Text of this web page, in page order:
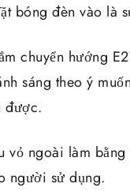
bóng đèn vào là
chuyển hướng
sáng theo ý
được.
vỏ ngoài làm
người sử dụng.